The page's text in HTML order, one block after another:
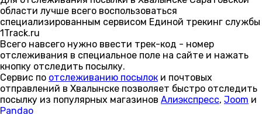
области лучше всего воспользоваться
специализированным сервисом Единой трекинг службы
1Track.ru
Всего навсего нужно ввести трек-код - номер
отслеживания в специальное поле на сайте и нажать
кнопку отследить посылку.
Сервис по отслеживанию посылок и почтовых
отправлений в Хвалынске позволяет быстро отследить
посылку из популярных магазинов Алиэкспресс, Joom и
Pandao